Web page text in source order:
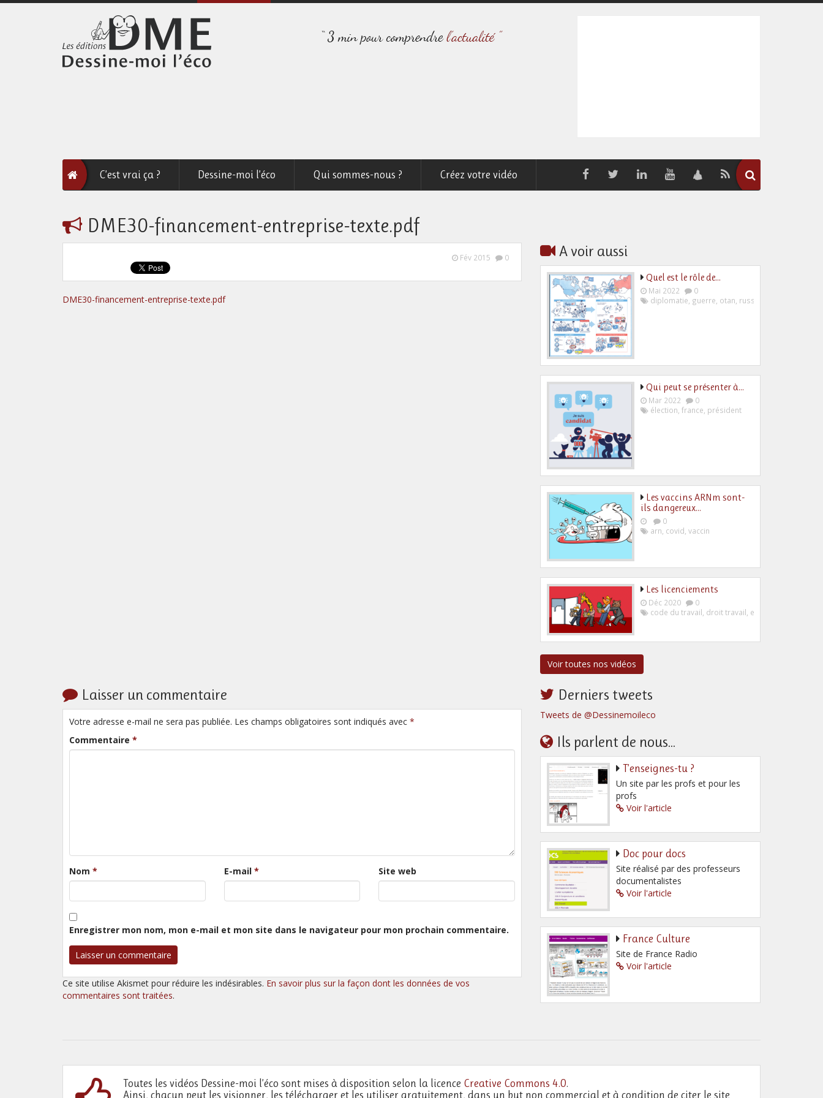
C’est vrai ça ? Dessine-moi l’éco Qui sommes-nous ? Créez votre vidéo
DME30-financement-entreprise-texte.pdf
Fév 2015 0
DME30-financement-entreprise-texte.pdf
A voir aussi
Quel est le rôle de…
Mai 2022
0
diplomatie guerre otan russie
Qui peut se présenter à…
Mar 2022
0
élection france président
Les vaccins ARNm sont-
ils dangereux…
0
arn covid vaccin
Les licenciements
Déc 2020
0
code du travail droit travail employeur
Voir toutes nos vidéos
Laisser un commentaire
Votre adresse e-mail ne sera pas publiée. Les champs obligatoires sont indiqués avec *
Commentaire *
Nom * E-mail * Site web
Enregistrer mon nom, mon e-mail et mon site dans le navigateur pour mon prochain commentaire.
Ce site utilise Akismet pour réduire les indésirables. En savoir plus sur la façon dont les données de vos
commentaires sont traitées.
Derniers tweets
Tweets de @Dessinemoileco
Ils parlent de nous...
T’enseignes-tu ?
Un site par les profs et pour les
profs
Voir l'article
Doc pour docs
Site réalisé par des professeurs
documentalistes
Voir l'article
France Culture
Site de France Radio
Voir l'article
Toutes les vidéos Dessine-moi l’éco sont mises à disposition selon la licence Creative Commons 4.0.
Ainsi, chacun peut les visionner, les télécharger et les utiliser gratuitement, dans un but non commercial et à condition de citer le site